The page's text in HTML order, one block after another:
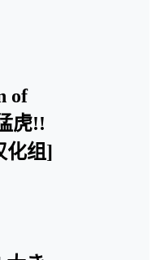
of
虎!!
化组]